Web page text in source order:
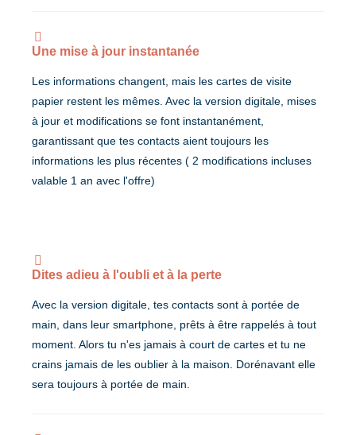
Une mise à jour instantanée
Les informations changent, mais les cartes de visite
papier restent les mêmes. Avec la version digitale, mises
à jour et modifications se font instantanément,
garantissant que tes contacts aient toujours les
informations les plus récentes ( 2 modifications incluses
valable 1 an avec l'offre)
Dites adieu à l'oubli et à la perte
Avec la version digitale, tes contacts sont à portée de
main, dans leur smartphone, prêts à être rappelés à tout
moment. Alors tu n'es jamais à court de cartes et tu ne
crains jamais de les oublier à la maison. Dorénavant elle
sera toujours à portée de main.